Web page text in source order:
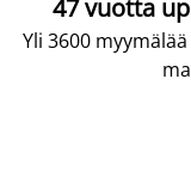
47 vuotta
Yli 3600